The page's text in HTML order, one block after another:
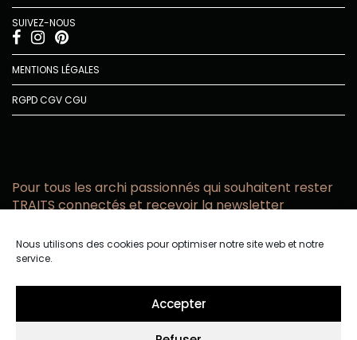
Nous utilisons des cookies pour optimiser notre site web et notre
service.
Accepter
SUIVEZ-NOUS
MENTIONS LÉGALES
RGPDCGVCGU
Pour tous les archi passionnés qui souhaitent rester
TRAITS connectés et recevoir la newsletter
email
confidentialité.